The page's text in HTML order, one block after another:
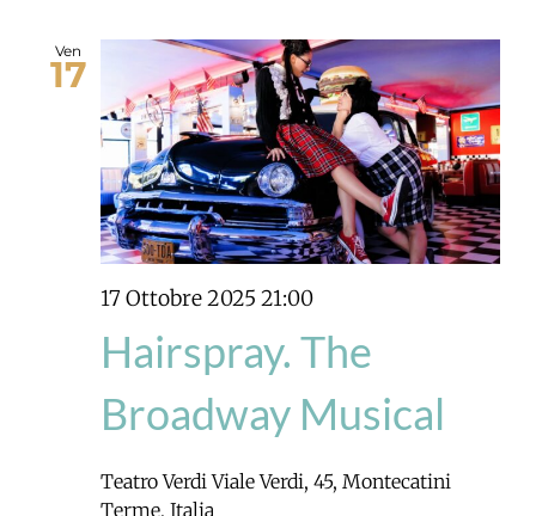
Ven
17
17 Ottobre 2025 21:00
Hairspray. The
Broadway Musical
Teatro VerdiViale Verdi, 45, Montecatini
Terme, Italia